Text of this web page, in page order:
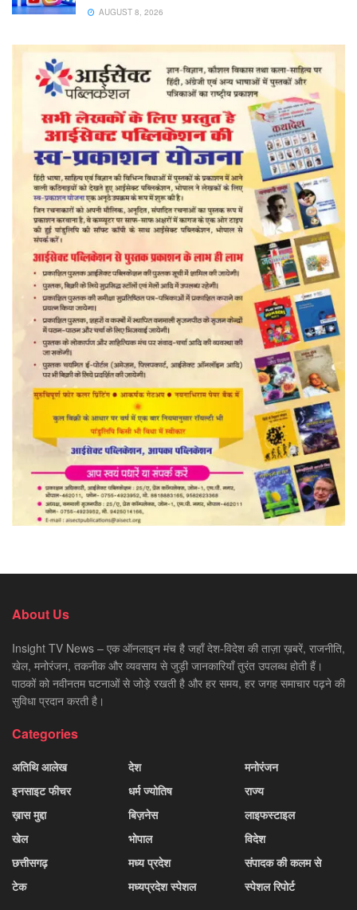
AUGUST 8, 2026
About Us
Insight TV News – एक ऑनलाइन मंच है जहाँ देश-विदेश की ताज़ा ख़बरें, राजनीति,
खेल, मनोरंजन, तकनीक और व्यवसाय से जुड़ी जानकारियाँ तुरंत उपलब्ध होती हैं।
पाठकों को नवीनतम घटनाओं से जोड़े रखती है और हर समय, हर जगह समाचार पढ़ने की
सुविधा प्रदान करती है।
Categories
अतिथि आलेख
इनसाइट फीचर
ख़ास मुद्दा
खेल
छत्तीसगढ़
टेक
देश
धर्म ज्योतिष
बिज़नेस
भोपाल
मध्य प्रदेश
मध्यप्रदेश स्पेशल
मनोरंजन
राज्य
लाइफस्टाइल
विदेश
संपादक की कलम से
स्पेशल रिपोर्ट